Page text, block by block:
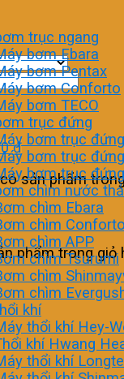
0₫
sản phẩm
phẩm trong giỏ
trục ngang
bơm Ebara
bơm Pentax
bơm Conforto
bơm TECO
trục đứng
bơm trục
bơm trục
bơm trục
chìm nước
chìm Ebara
chìm Conforto
chìm APP
chìm Tsurumi
chìm
chìm
khí
thổi khí Hey-
khí Hwang
thổi khí